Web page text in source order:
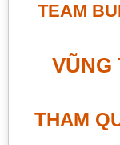
TEAM
VŨNG
THAM